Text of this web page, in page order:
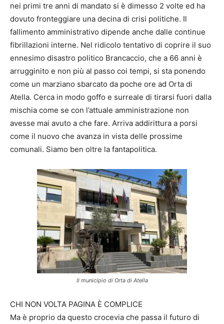
nei primi tre anni di mandato si è dimesso 2 volte ed ha
dovuto fronteggiare una decina di crisi politiche. Il
fallimento amministrativo dipende anche dalle continue
fibrillazioni interne. Nel ridicolo tentativo di coprire il suo
ennesimo disastro politico Brancaccio, che a 66 anni è
arrugginito e non più al passo coi tempi, si sta ponendo
come un marziano sbarcato da poche ore ad Orta di
Atella. Cerca in modo goffo e surreale di tirarsi fuori dalla
mischia come se con l’attuale amministrazione non
avesse mai avuto a che fare. Arriva addirittura a porsi
come il nuovo che avanza in vista delle prossime
comunali. Siamo ben oltre la fantapolitica.
Il municipio di Orta di Atella
CHI NON VOLTA PAGINA È COMPLICE
Ma è proprio da questo crocevia che passa il futuro di